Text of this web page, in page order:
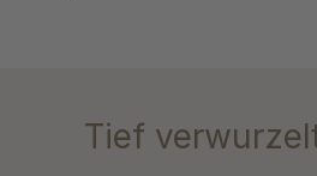
Tief